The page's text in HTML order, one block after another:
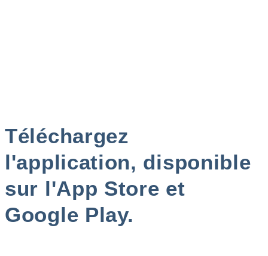
Téléchargez
l'application, disponible
sur l'App Store et
Google Play.